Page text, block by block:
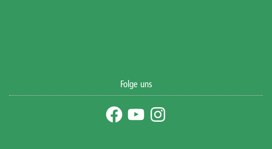
Folge uns